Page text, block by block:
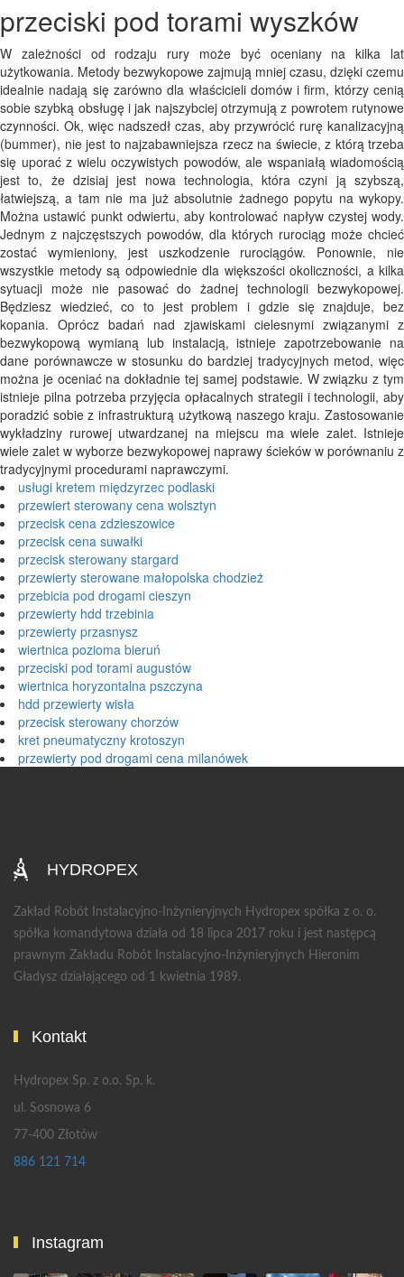
przeciski pod torami wyszków
W zależności od rodzaju rury może być oceniany na kilka lat
użytkowania. Metody bezwykopowe zajmują mniej czasu, dzięki czemu
idealnie nadają się zarówno dla właścicieli domów i firm, którzy cenią
sobie szybką obsługę i jak najszybciej otrzymują z powrotem rutynowe
czynności. Ok, więc nadszedł czas, aby przywrócić rurę kanalizacyjną
(bummer), nie jest to najzabawniejsza rzecz na świecie, z którą trzeba
się uporać z wielu oczywistych powodów, ale wspaniałą wiadomością
jest to, że dzisiaj jest nowa technologia, która czyni ją szybszą,
łatwiejszą, a tam nie ma już absolutnie żadnego popytu na wykopy.
Można ustawić punkt odwiertu, aby kontrolować napływ czystej wody.
Jednym z najczęstszych powodów, dla których rurociąg może chcieć
zostać wymieniony, jest uszkodzenie rurociągów. Ponownie, nie
wszystkie metody są odpowiednie dla większości okoliczności, a kilka
sytuacji może nie pasować do żadnej technologii bezwykopowej.
Będziesz wiedzieć, co to jest problem i gdzie się znajduje, bez
kopania. Oprócz badań nad zjawiskami cielesnymi związanymi z
bezwykopową wymianą lub instalacją, istnieje zapotrzebowanie na
dane porównawcze w stosunku do bardziej tradycyjnych metod, więc
można je oceniać na dokładnie tej samej podstawie. W związku z tym
istnieje pilna potrzeba przyjęcia opłacalnych strategii i technologii, aby
poradzić sobie z infrastrukturą użytkową naszego kraju. Zastosowanie
wykładziny rurowej utwardzanej na miejscu ma wiele zalet. Istnieje
wiele zalet w wyborze bezwykopowej naprawy ścieków w porównaniu z
tradycyjnymi procedurami naprawczymi.
usługi kretem międzyrzec podlaski
przewiert sterowany cena wolsztyn
przecisk cena zdzieszowice
przecisk cena suwałki
przecisk sterowany stargard
przewierty sterowane małopolska chodzież
przebicia pod drogami cieszyn
przewierty hdd trzebinia
przewierty przasnysz
wiertnica pozioma bieruń
przeciski pod torami augustów
wiertnica horyzontalna pszczyna
hdd przewierty wisła
przecisk sterowany chorzów
kret pneumatyczny krotoszyn
przewierty pod drogami cena milanówek
HYDROPEX
Zakład Robót Instalacyjno-Inżynieryjnych Hydropex spółka z o. o.
spółka komandytowa działa od 18 lipca 2017 roku i jest następcą
prawnym Zakładu Robót Instalacyjno-Inżynieryjnych Hieronim
Gładysz działającego od 1 kwietnia 1989.
Kontakt
Hydropex Sp. z o.o. Sp. k.
ul. Sosnowa 6
77-400 Złotów
886 121 714
Instagram